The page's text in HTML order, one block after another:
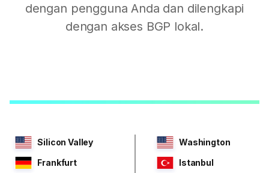
dengan pengguna Anda dan dilengkapi
dengan akses BGP lokal.
Silicon Valley
Washington
Frankfurt
Istanbul